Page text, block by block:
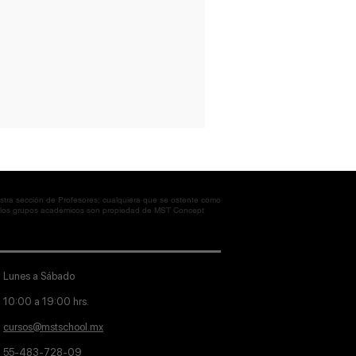
sección de Profesores; cualquiera que se ostente como
grupos académicos son propiedad de MST Concept
Lunes a Sábado
10:00 a 19:00 hrs.
cursos@mstschool.mx
55-483-728-09